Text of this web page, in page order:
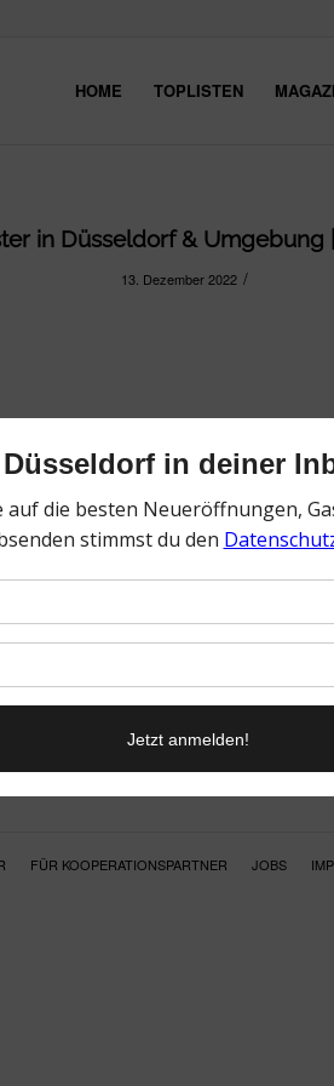
HOME TOPLISTEN
in Düsseldorf & Umgebung
13. Dezember 2022 /
FÜR KOOPERATIONSPARTNER JOBS